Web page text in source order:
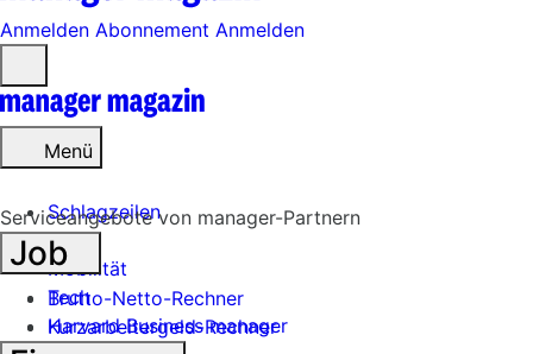
Anmelden Abonnement Anmelden
öffnen
Menü
Schlagzeilen
Mobilität
Tech
Harvard Business manager
Serviceangebote von manager-Partnern
Job
Brutto-Netto-Rechner
Kurzarbeitergeld-Rechner